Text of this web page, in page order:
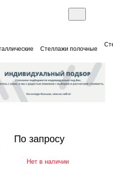
Стеллажи полочные
По запросу
Нет в наличии